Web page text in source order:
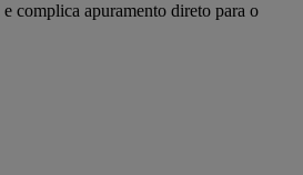
complica apuramento direto para o